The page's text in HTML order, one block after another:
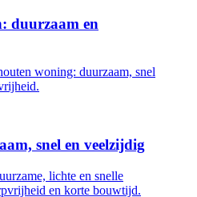
duurzaam en
woning: duurzaam, snel
snel en veelzijdig
lichte en snelle
en korte bouwtijd.